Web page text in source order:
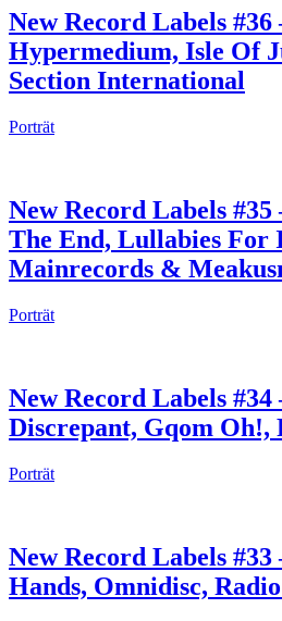
New Record Labels
Hypermedium, Isle Of
Section International
Porträt
New Record Labels #35
The End, Lullabies For
Mainrecords &
Porträt
New Record Labels #34
Discrepant, Gqom Oh!,
Porträt
New Record Labels
Hands, Omnidisc,